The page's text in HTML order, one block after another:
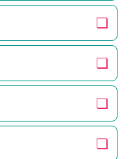
❏
❏
❏
❏